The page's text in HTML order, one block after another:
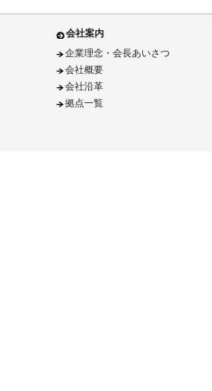
会社案内
企業理念・会長あいさつ
会社概要
会社沿革
拠点一覧